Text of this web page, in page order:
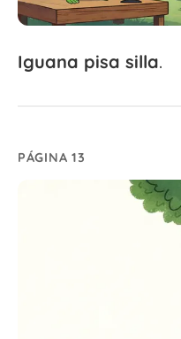
Iguana pisa silla.
PÁGINA 13